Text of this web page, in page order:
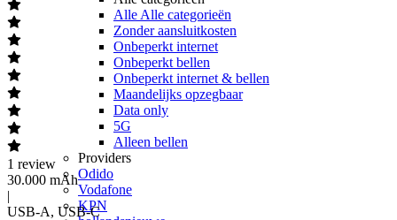
Alle Alle categorieën
Zonder aansluitkosten
Onbeperkt internet
Onbeperkt bellen
Onbeperkt internet & bellen
Maandelijks opzegbaar
Data only
5G
Alleen bellen
Providers
Odido
Vodafone
KPN
1 review
30.000 mAh
|
USB-A, USB-C